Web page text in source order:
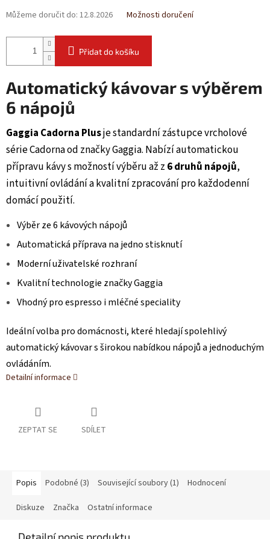
Můžeme doručit do: 12.8.2026 Možnosti doručení
Přidat do košíku
Automatický kávovar s výběrem
6 nápojů
Gaggia Cadorna Plusje standardní zástupce vrcholové
série Cadorna od značky Gaggia. Nabízí automatickou
přípravu kávy s možností výběru až z 6 druhů nápojů,
intuitivní ovládání a kvalitní zpracování pro každodenní
domácí použití.
Výběr ze 6 kávových nápojů
Automatická příprava na jedno stisknutí
Moderní uživatelské rozhraní
Kvalitní technologie značky Gaggia
Vhodný pro espresso i mléčné speciality
Ideální volba pro domácnosti, které hledají spolehlivý
automatický kávovar s širokou nabídkou nápojů a jednoduchým
ovládáním.
Detailní informace
ZEPTAT SE SDÍLET
Popis Podobné (3) Související soubory (1) Hodnocení
Diskuze Značka Ostatní informace